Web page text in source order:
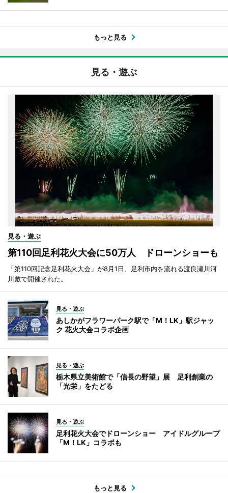
もっと見る
見る・遊ぶ
見る・遊ぶ
第110回足利花火大会に50万人 ドローンショーも
「第110回記念足利花火大会」が8月1日、足利市内を流れる渡良瀬川河
川敷で開催された。
見る・遊ぶ
あしかがフラワーパーク駅で「M！LK」駅ジャッ
ク 花火大会コラボ企画
見る・遊ぶ
栃木県立美術館で「信長の野望」展 足利創業の
「光栄」をたどる
見る・遊ぶ
足利花火大会でドローンショー アイドルグループ
「M！LK」コラボも
もっと見る